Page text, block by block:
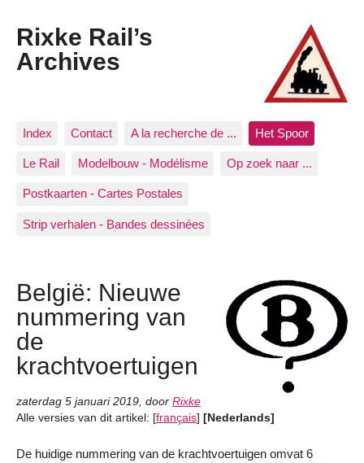
Rixke Rail’s
Archives
Index Contact A la recherche de ... Het Spoor
Le Rail Modelbouw - Modélisme Op zoek naar ...
Postkaarten - Cartes Postales
Strip verhalen - Bandes dessinées
België: Nieuwe
nummering van
de
krachtvoertuigen
zaterdag 5 januari 2019, door Rixke
Alle versies van dit artikel: [français] [Nederlands]
De huidige nummering van de krachtvoertuigen omvat 6